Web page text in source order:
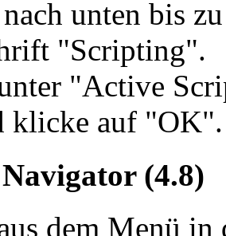
unten bis
"Scripting".
"Active
klicke auf "OK".
(4.8)
dem Menü